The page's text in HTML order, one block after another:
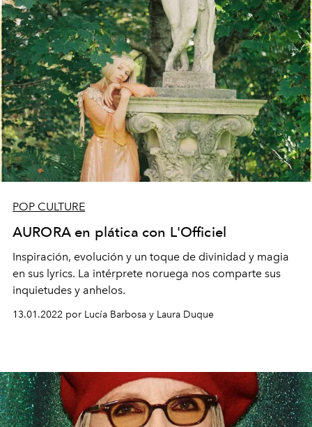
POP CULTURE
AURORA en plática con L'Officiel
Inspiración, evolución y un toque de divinidad y magia
en sus lyrics. La intérprete noruega nos comparte sus
inquietudes y anhelos.
13.01.2022 por Lucía Barbosa y Laura Duque